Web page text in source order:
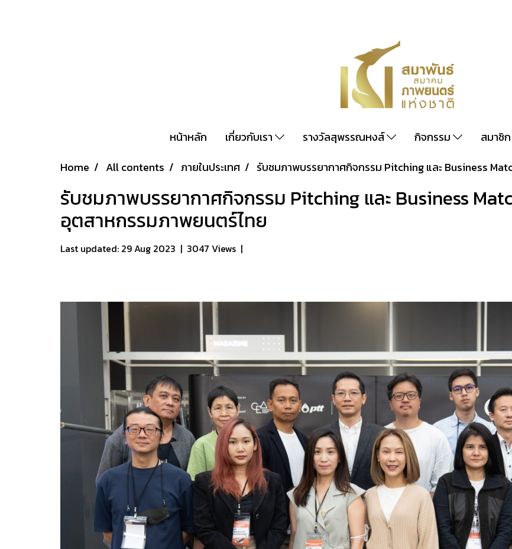
หน้าหลัก เกี่ยวกับเรา รางวัลสุพรรณหงส์ กิจกรรม สมาชิก
Home
All contents ภายในประเทศ รับชมภาพบรรยากาศกิจกรรม Pitching และ Business
รับชมภาพบรรยากาศกิจกรรม Pitching และ Business
อุตสาหกรรมภาพยนตร์ไทย
Last updated: 29 Aug 2023 | 3047 Views |